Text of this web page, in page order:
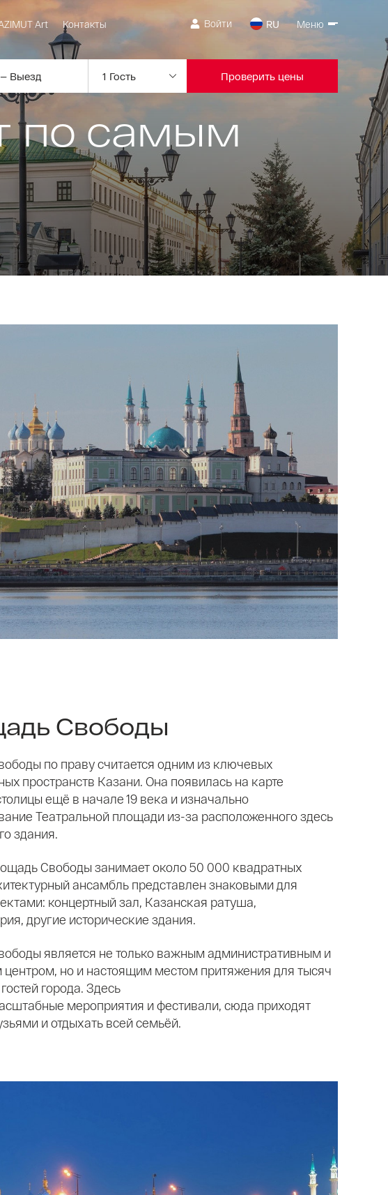
Art Контакты Войти RU Меню
Проверить цены
по самым
Свободы
по праву считается одним из ключевых
пространств Казани. Она появилась на карте
ещё в начале 19 века и изначально
Театральной площади из-за расположенного здесь
здания.
Свободы занимает около 50 000 квадратных
ансамбль представлен знаковыми для
концертный зал, Казанская ратуша,
другие исторические здания.
является не только важным административным и
центром, но и настоящим местом притяжения для тысяч
города. Здесь
мероприятия и фестивали, сюда приходят
и отдыхать всей семьёй.